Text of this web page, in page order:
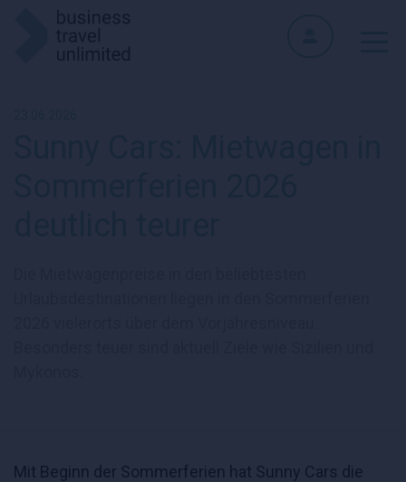
Mit Beginn der Sommerferien hat Sunny Cars die